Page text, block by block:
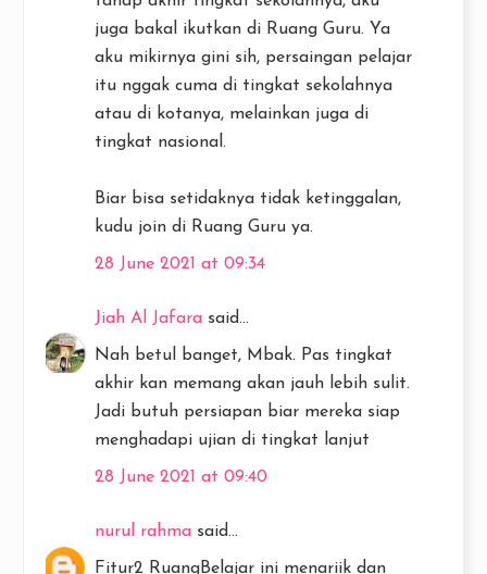
juga bakal ikutkan di Ruang Guru. Ya
aku mikirnya gini sih, persaingan pelajar
itu nggak cuma di tingkat sekolahnya
atau di kotanya, melainkan juga di
tingkat nasional.
Biar bisa setidaknya tidak ketinggalan,
kudu join di Ruang Guru ya.
28 June 2021 at 09:34
Jiah Al Jafara said...
Nah betul banget, Mbak. Pas tingkat
akhir kan memang akan jauh lebih sulit.
Jadi butuh persiapan biar mereka siap
menghadapi ujian di tingkat lanjut
28 June 2021 at 09:40
nurul rahma said...
Fitur2 RuangBelajar ini menariik dan